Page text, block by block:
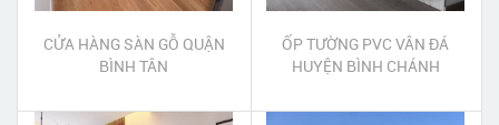
CỬA HÀNG SÀN GỖ QUẬN
BÌNH TÂN
ỐP TƯỜNG PVC VÂN ĐÁ
HUYỆN BÌNH CHÁNH